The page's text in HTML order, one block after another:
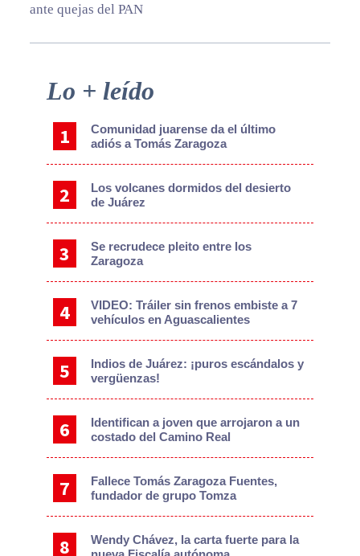
ante quejas del PAN
Primary
Sidebar
Lo + leído
Comunidad juarense da el último
adiós a Tomás Zaragoza
Los volcanes dormidos del desierto
de Juárez
Se recrudece pleito entre los
Zaragoza
VIDEO: Tráiler sin frenos embiste a 7
vehículos en Aguascalientes
Indios de Juárez: ¡puros escándalos y
vergüenzas!
Identifican a joven que arrojaron a un
costado del Camino Real
Fallece Tomás Zaragoza Fuentes,
fundador de grupo Tomza
Wendy Chávez, la carta fuerte para la